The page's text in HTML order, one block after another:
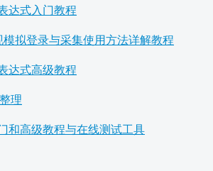
达式入门教程
模拟登录与采集使用方法详解教程
达式高级教程
理
和高级教程与在线测试工具